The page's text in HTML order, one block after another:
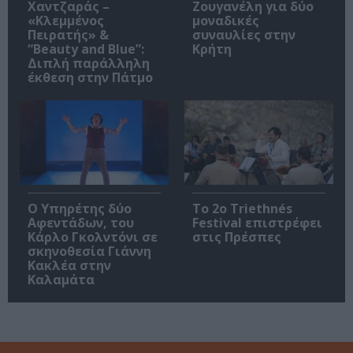
Χαντζαράς –
«Κλεμμένος
Πειρατής» &
“Beauty and Blue”:
Διπλή παράλληλη
έκθεση στην Πάτμο
Ζουγανέλη για δύο
μοναδικές
συναυλίες στην
Κρήτη
Ο Υπηρέτης δύο
Αφεντάδων, του
Κάρλο Γκολντόνι σε
σκηνοθεσία Γιάννη
Κακλέα στην
Καλαμάτα
Το 2ο Triethnés
Festival επιστρέφει
στις Πρέσπες